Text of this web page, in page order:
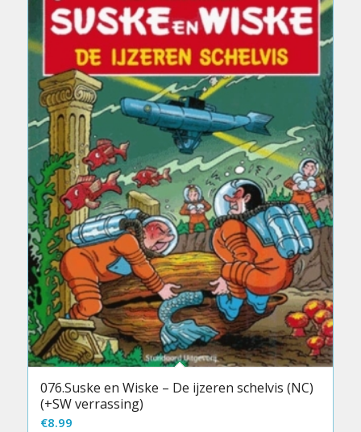
076.Suske en Wiske – De ijzeren schelvis (NC)
(+SW verrassing)
€8.99